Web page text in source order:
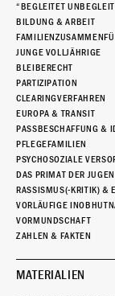
“BEGLEITET
BILDUNG & ARBEIT
JUNGE VOLLJÄHRIGE
BLEIBERECHT
PARTIZIPATION
CLEARINGVERFAHREN
EUROPA & TRANSIT
PASSBESCHAFFUNG &
PFLEGEFAMILIEN
PSYCHOSOZIALE
DAS PRIMAT DER
RASSISMUS(-KRITIK) &
VORLÄUFIGE
VORMUNDSCHAFT
ZAHLEN & FAKTEN
MATERIALIEN